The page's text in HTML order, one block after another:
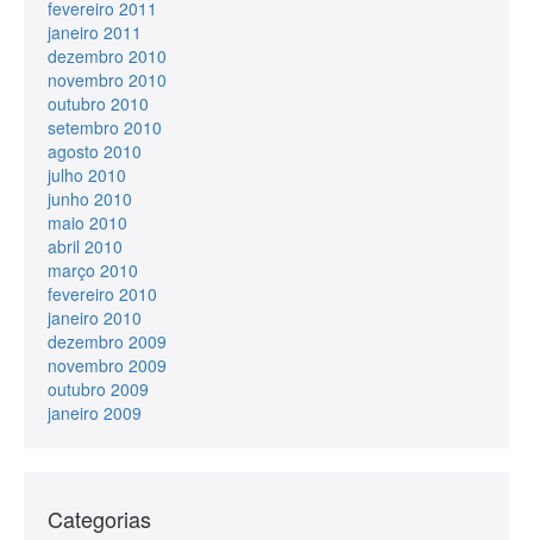
fevereiro 2011
janeiro 2011
dezembro 2010
novembro 2010
outubro 2010
setembro 2010
agosto 2010
julho 2010
junho 2010
maio 2010
abril 2010
março 2010
fevereiro 2010
janeiro 2010
dezembro 2009
novembro 2009
outubro 2009
janeiro 2009
Categorias